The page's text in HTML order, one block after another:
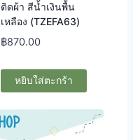
ติดผ้า สีน้ำเงินพื้น
เหลือง (TZEFA63)
฿870.00
หยิบใส่ตะกร้า